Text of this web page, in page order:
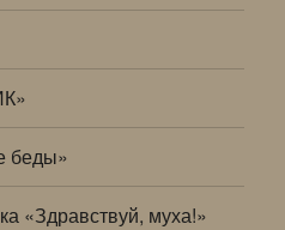
беды»
«Здравствуй, муха!»